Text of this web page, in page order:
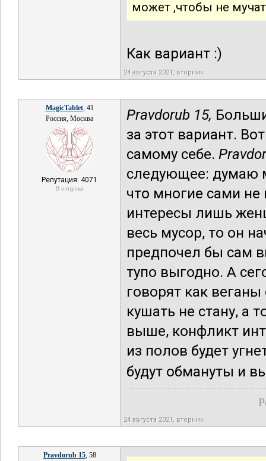
может ,чтобы не
Как вариант :)
24 августа 2021, вторник
MagicTablet, 41
Россия, Москва
Репутация: 4071
В отпуске
Pravdorub 15,
за этот вариант.
самому себе.
следующее: думаю
что многие сами
интересы лишь
весь мусор, то он
предпочел бы сам
тупо выгодно. А
говорят как
кушать не стану, а
выше, конфликт
из полов будет
будут обмануты и
24 августа 2021, вторник
Pravdorub 15, 58